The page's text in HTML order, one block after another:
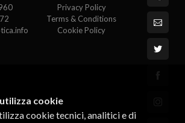
Privacy Policy
Terms & Conditions
Cookie Policy
cookie
cookie tecnici, analitici e di